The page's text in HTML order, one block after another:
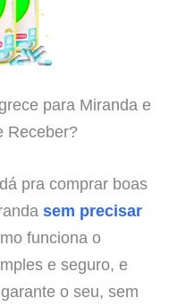
para Miranda e
Receber?
pra comprar boas
sem precisar
funciona o
e seguro, e
o seu, sem